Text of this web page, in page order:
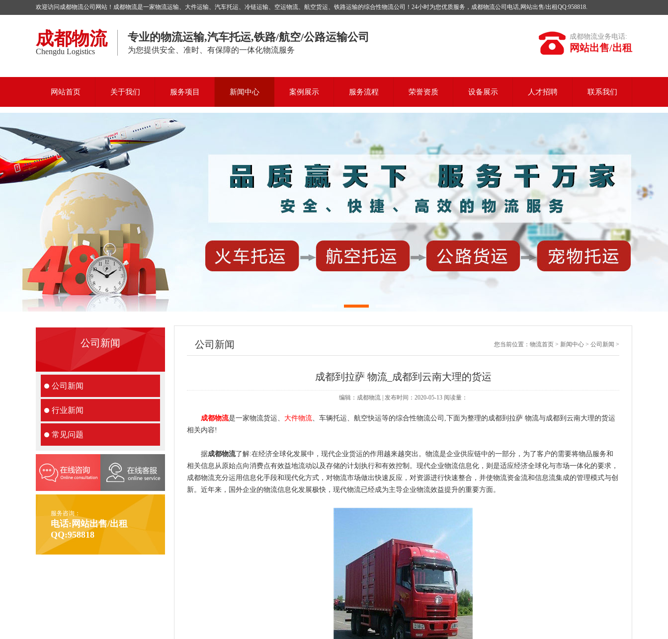
欢迎访问成都物流公司网站！成都物流是一家物流运输、大件运输、汽车托运、冷链运输、空运物流、航空货运、铁路运输的综合性物流公司！24小时为您优质服务，成都物流公司电话,网站出售/出租QQ:958818.
成都物流
Chengdu Logistics
专业的物流运输,汽车托运,铁路/航空/公路运输公司
为您提供安全、准时、有保障的一体化物流服务
成都物流业务电话:
网站出售/出租
网站首页 关于我们 服务项目 新闻中心 案例展示 服务流程 荣誉资质 设备展示 人才招聘 联系我们
公司新闻
公司新闻
行业新闻
常见问题
服务咨询：
电话:网站出售/出租
QQ:958818
公司新闻 您当前位置： 物流首页 > 新闻中心 > 公司新闻 >
成都到拉萨 物流_成都到云南大理的货运
编辑：成都物流 | 发布时间：2020-05-13 阅读量：
成都物流是一家物流货运、 大件物流、车辆托运、航空快运等的综合性物流公司,下面为整理的成都到拉萨 物流与成都到云南大理的货运
相关内容!
据成都物流了解:在经济全球化发展中，现代企业货运的作用越来越突出。物流是企业供应链中的一部分，为了客户的需要将物品服务和
相关信息从原始点向消费点有效益地流动以及存储的计划执行和有效控制。现代企业物流信息化，则是适应经济全球化与市场一体化的要求，
成都物流充分运用信息化手段和现代化方式，对物流市场做出快速反应，对资源进行快速整合，并使物流资金流和信息流集成的管理模式与创
新。近年来，国外企业的物流信息化发展极快，现代物流已经成为主导企业物流效益提升的重要方面。